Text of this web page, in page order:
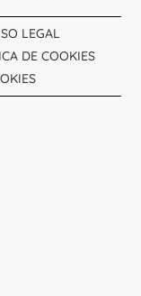
LEGAL
DE COOKIES